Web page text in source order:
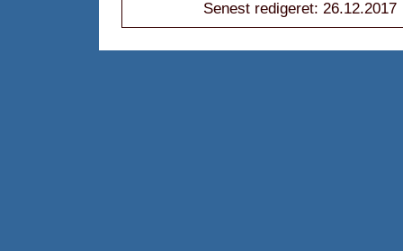
Senest redigeret: 26.12.2017